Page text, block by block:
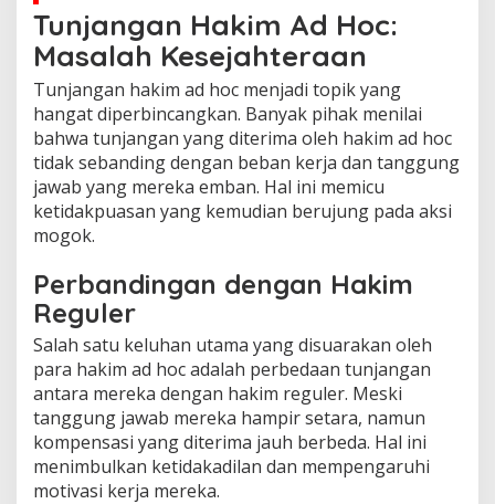
Tunjangan Hakim Ad Hoc:
Masalah Kesejahteraan
Tunjangan hakim ad hoc menjadi topik yang
hangat diperbincangkan. Banyak pihak menilai
bahwa tunjangan yang diterima oleh hakim ad hoc
tidak sebanding dengan beban kerja dan tanggung
jawab yang mereka emban. Hal ini memicu
ketidakpuasan yang kemudian berujung pada aksi
mogok.
Perbandingan dengan Hakim
Reguler
Salah satu keluhan utama yang disuarakan oleh
para hakim ad hoc adalah perbedaan tunjangan
antara mereka dengan hakim reguler. Meski
tanggung jawab mereka hampir setara, namun
kompensasi yang diterima jauh berbeda. Hal ini
menimbulkan ketidakadilan dan mempengaruhi
motivasi kerja mereka.